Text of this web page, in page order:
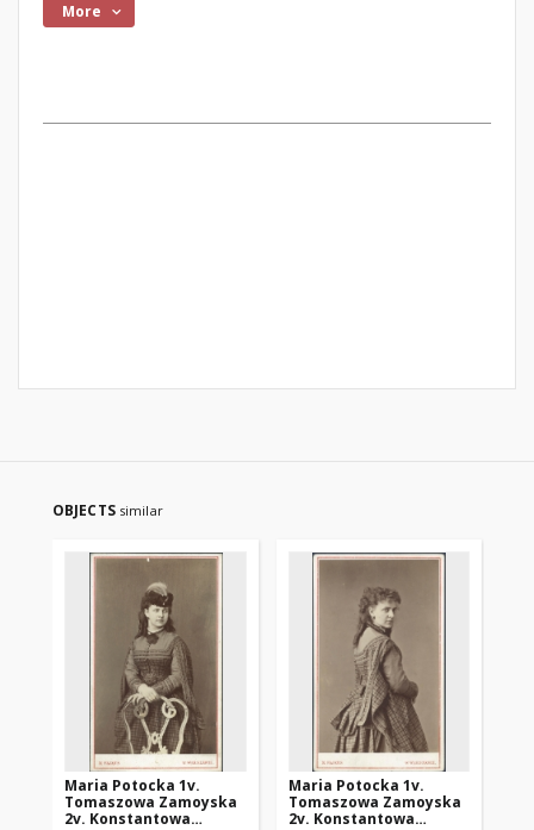
More
OBJECTS similar
Maria Potocka 1v.
Tomaszowa Zamoyska
2v. Konstantowa
Maria Potocka 1v.
Tomaszowa Zamoyska
2v. Konstantowa